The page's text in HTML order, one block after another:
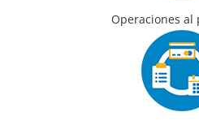
Operaciones al